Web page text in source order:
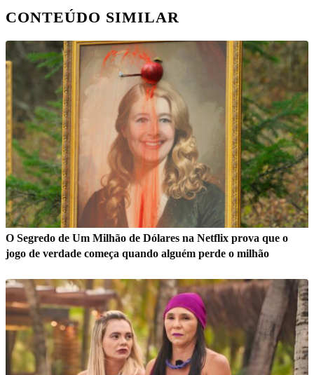
CONTEÚDO SIMILAR
O Segredo de Um Milhão de Dólares na Netflix prova que o
jogo de verdade começa quando alguém perde o milhão